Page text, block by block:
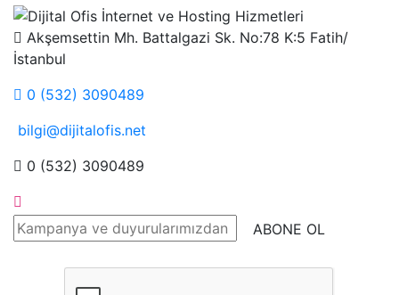
Akşemsettin Mh. Battalgazi Sk. No:78 K:5 Fatih/
İstanbul
0 (532) 3090489
bilgi@dijitalofis.net
0 (532) 3090489